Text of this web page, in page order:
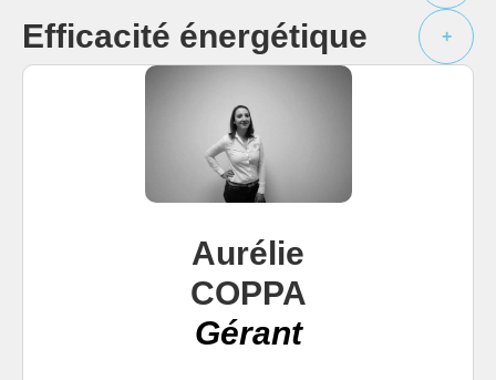
Efficacité énergétique +
Aurélie
COPPA
Gérant